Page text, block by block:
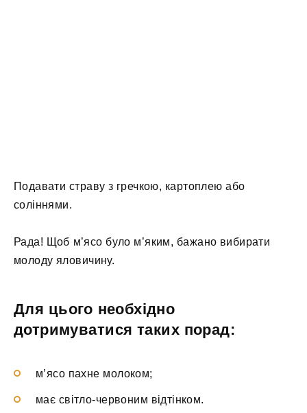
Подавати страву з гречкою, картоплею або
соліннями.
Рада! Щоб м’ясо було м’яким, бажано вибирати
молоду яловичину.
Для цього необхідно
дотримуватися таких порад:
м’ясо пахне молоком;
має світло-червоним відтінком.